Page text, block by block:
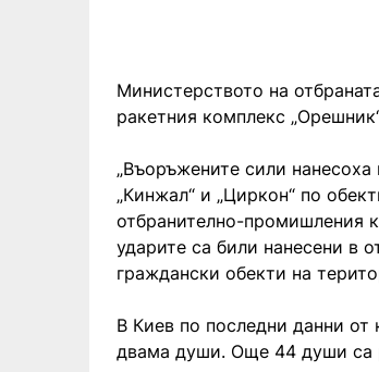
Министерството на
ракетния комплекс
„Въоръжените сили
„Кинжал“ и „Циркон“ по
отбранително-промишления
ударите са били нанесени в
граждански обекти на
В Киев по последни данни от
двама души. Още 44 души са